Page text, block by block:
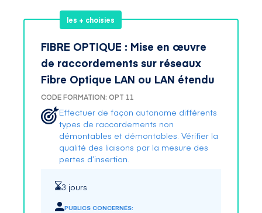
les + choisies
FIBRE OPTIQUE : Mise en œuvre
de raccordements sur réseaux
Fibre Optique LAN ou LAN étendu
CODE FORMATION: OPT 11
Effectuer de façon autonome différents
types de raccordements non
démontables et démontables. Vérifier la
qualité des liaisons par la mesure des
pertes d’insertion.
3 jours
PUBLICS CONCERNÉS: